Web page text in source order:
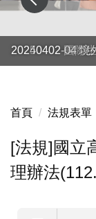
20250402 國際
20240402-04 境
首頁 法規表單
[法規]國立
理辦法